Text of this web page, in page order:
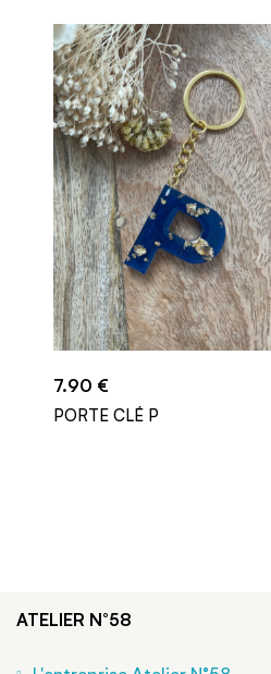
7.90 €
PORTE CLÉ P
ATELIER N°58